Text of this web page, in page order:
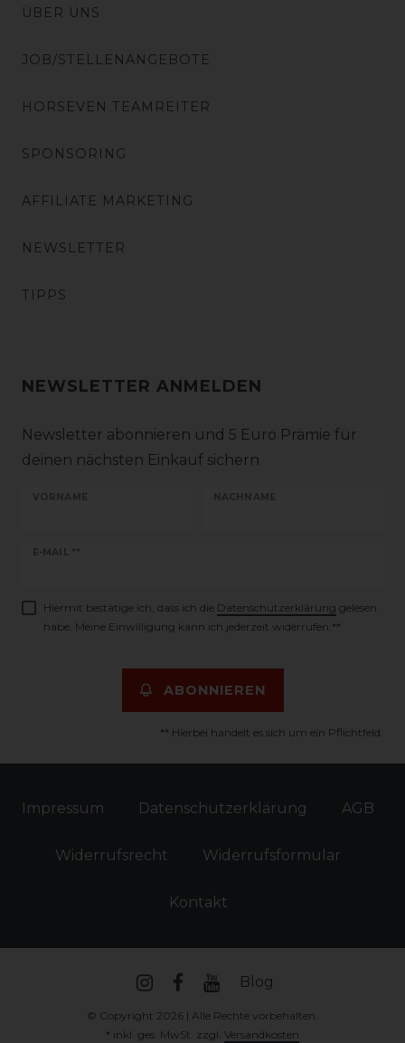
ÜBER UNS
JOB/STELLENANGEBOTE
HORSEVEN TEAMREITER
SPONSORING
AFFILIATE MARKETING
NEWSLETTER
TIPPS
NEWSLETTER ANMELDEN
Newsletter abonnieren und 5 Euro Prämie für
deinen nächsten Einkauf sichern
VORNAME NACHNAME
E-MAIL **
Newsletter
Hiermit bestätige ich, dass ich die Daten­schutz­erklärung gelesen
habe. Meine Einwilligung kann ich jederzeit widerrufen.**
ABONNIEREN
** Hierbei handelt es sich um ein Pflichtfeld.
Impressum Daten­schutz­erklärung AGB
Widerrufs­recht Widerrufs­formular
Kontakt
Blog
© Copyright 2026 | Alle Rechte vorbehalten.
* inkl. ges. MwSt. zzgl. Versandkosten